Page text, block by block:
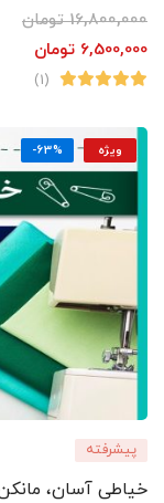
16,800,000 تومان
6,500,000 تومان
(1)
ویژه -63%
پیشرفته
خیاطی آسان،